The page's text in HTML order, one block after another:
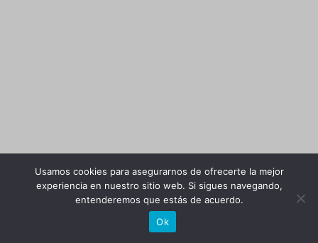
Usamos cookies para asegurarnos de ofrecerte la mejor
experiencia en nuestro sitio web. Si sigues navegando,
entenderemos que estás de acuerdo.
Ok